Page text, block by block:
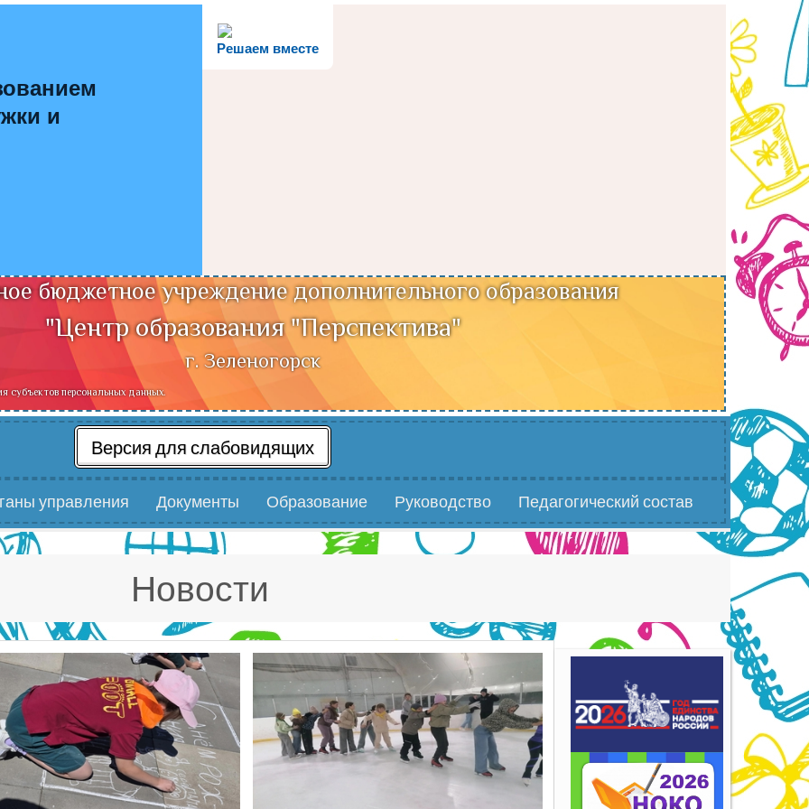
Решаем вместе
и
бюджетное учреждение дополнительного образования
"Центр образования "Перспектива"
г. Зеленогорск
субъектов персональных данных.
Версия для слабовидящих
управления Документы Образование Руководство Педагогический состав
Новости